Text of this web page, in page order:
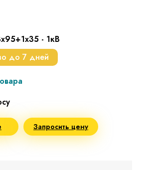
- 1кВ
до 7 дней
Запросить цену